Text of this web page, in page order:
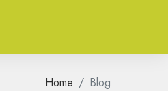
Home Blog